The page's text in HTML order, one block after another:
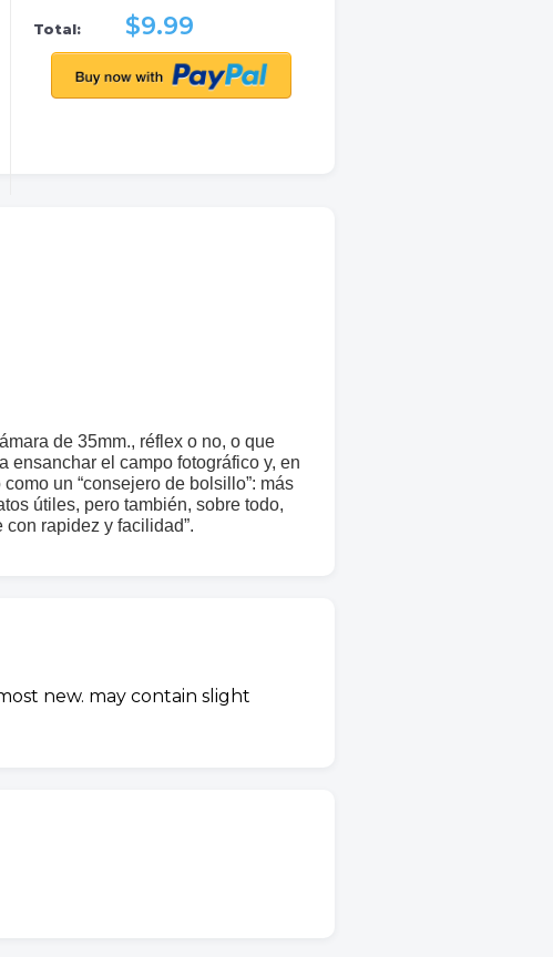
Total: $9.99
de 35mm., réflex o no, o que
ensanchar el campo fotográfico y, en
un “consejero de bolsillo”: más
útiles, pero también, sobre todo,
rapidez y facilidad”.
new. may contain slight